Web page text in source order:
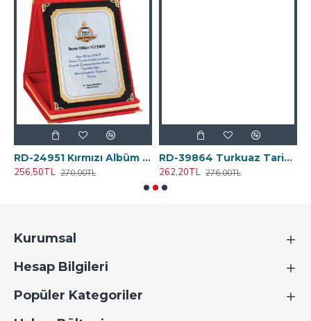
RD-24951 Kırmızı Albüm Plaket 12x16 cm
256,50TL 270,00TL
RD-39864 Turkuaz Tarihsiz Defter 19,5x25 cm
262,20TL 276,00TL
Kurumsal
Hesap Bilgileri
Popüler Kategoriler